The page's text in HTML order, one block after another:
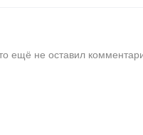
ещё не оставил